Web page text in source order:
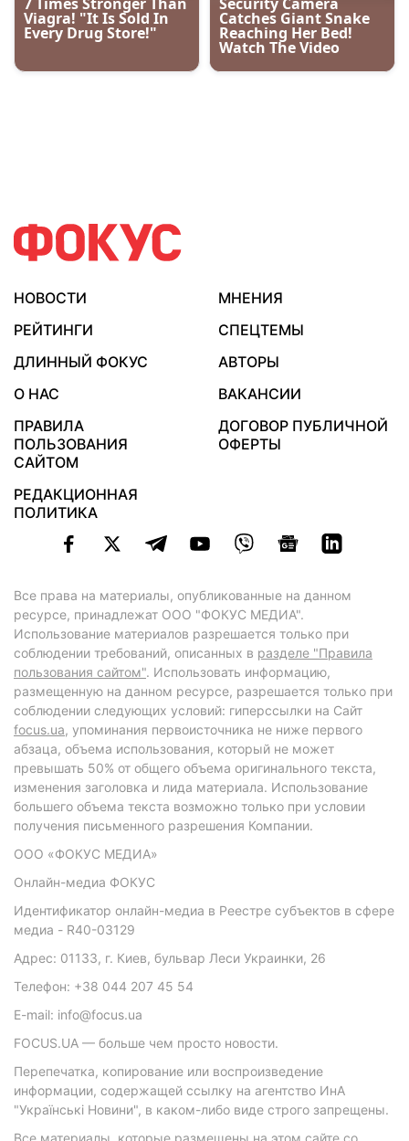
НОВОСТИ
МНЕНИЯ
РЕЙТИНГИ
СПЕЦТЕМЫ
ДЛИННЫЙ ФОКУС
АВТОРЫ
О НАС
ВАКАНСИИ
ПРАВИЛА
ПОЛЬЗОВАНИЯ
САЙТОМ
ДОГОВОР ПУБЛИЧНОЙ
ОФЕРТЫ
РЕДАКЦИОННАЯ
ПОЛИТИКА
Все права на материалы, опубликованные на данном
ресурсе, принадлежат ООО "ФОКУС МЕДИА".
Использование материалов разрешается только при
соблюдении требований, описанных в разделе "Правила
пользования сайтом". Использовать информацию,
размещенную на данном ресурсе, разрешается только при
соблюдении следующих условий: гиперссылки на Сайт
focus.ua, упоминания первоисточника не ниже первого
абзаца, объема использования, который не может
превышать 50% от общего объема оригинального текста,
изменения заголовка и лида материала. Использование
большего объема текста возможно только при условии
получения письменного разрешения Компании.
ООО «ФОКУС МЕДИА»
Онлайн-медиа ФОКУС
Идентификатор онлайн-медиа в Реестре субъектов в сфере
медиа - R40-03129
Адрес: 01133, г. Киев, бульвар Леси Украинки, 26
Телефон: +38 044 207 45 54
E-mail: info@focus.ua
FOCUS.UA — больше чем просто новости.
Перепечатка, копирование или воспроизведение
информации, содержащей ссылку на агентство ИнА
"Українські Новини", в каком-либо виде строго запрещены.